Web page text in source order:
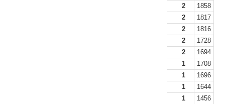
2
1858
2
1817
2
1816
2
1728
2
1694
1
1708
1
1696
1
1644
1
1456